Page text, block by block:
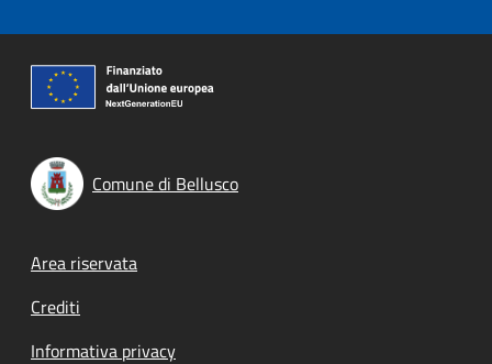
Comune di Bellusco
Footer menu
Area riservata
Crediti
Informativa privacy